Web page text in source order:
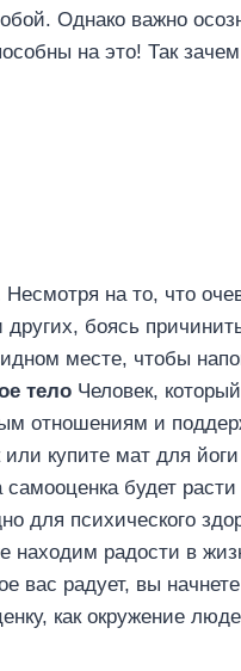
Однако важно
на это! Так
на то, что
боясь
месте, чтобы
тело Человек,
отношениям и
купите мат для
будет
для психического
находим радости в
радует, вы
как окружение